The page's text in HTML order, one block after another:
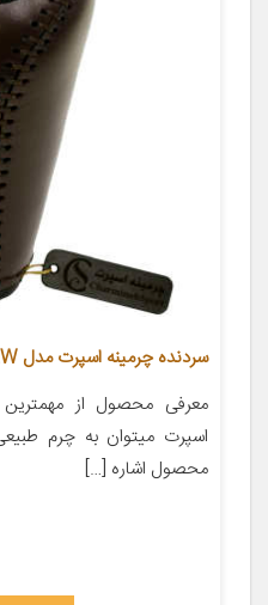
سردنده چرمینه اسپرت مدل 60HG-BRW
معرفی محصول از
اسپرت میتوان به چرم
محصول اشاره […]